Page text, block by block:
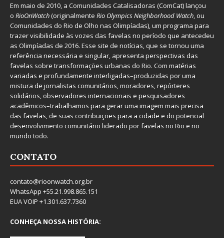
Em maio de 2010, a Comunidades Catalisadoras (ComCat) lançou
o RioOnWatch(originalmente Rio Olympics Neighborhood Watch, ou
Comunidades do Rio de Olho nas Olimpíadas), um programa para
trazer visibilidade às vozes das favelas no período que antecedeu
as Olimpíadas de 2016. Esse site de notícias, que se tornou uma
referência necessária e singular, apresenta perspectivas das
favelas sobre transformações urbanas do Rio. Com matérias
variadas e profundamente interligadas–produzidas por uma
mistura de jornalistas comunitários, moradores, repórteres
solidários, observadores internacionais e pesquisadores
acadêmicos–trabalhamos para gerar uma imagem mais precisa
das favelas, de suas contribuições para a cidade e do potencial
desenvolvimento comunitário liderado por favelas no Rio e no
mundo todo.
CONTATO
contato@rioonwatch.org.br
WhatsApp +55.21.998.865.151
EUA VOIP +1.301.637.7360
CONHEÇA NOSSA HISTÓRIA: